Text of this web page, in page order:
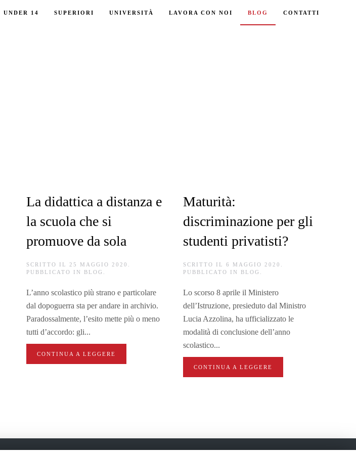
UNDER 14 SUPERIORI UNIVERSITÀ LAVORA CON NOI BLOG CONTATTI
La didattica a distanza e
la scuola che si
promuove da sola
SCRITTO IL 25 MAGGIO 2020
PUBBLICATO IN BLOG
L’anno scolastico più strano e particolare
dal dopoguerra sta per andare in archivio.
Paradossalmente, l’esito mette più o meno
tutti d’accordo: gli...
CONTINUA A LEGGERE
Maturità:
discriminazione per gli
studenti privatisti?
SCRITTO IL 6 MAGGIO 2020
PUBBLICATO IN BLOG
Lo scorso 8 aprile il Ministero
dell’Istruzione, presieduto dal Ministro
Lucia Azzolina, ha ufficializzato le
modalità di conclusione dell’anno
scolastico...
CONTINUA A LEGGERE